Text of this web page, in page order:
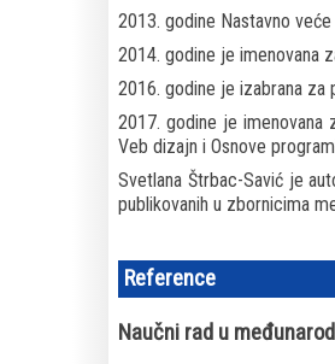
2013. godine Nastavno
2014. godine je imenovana
2016. godine je izabrana za
2017. godine je
Veb dizajn i Osnove
Svetlana Štrbac-Savić je
publikovanih u zbornicima
Reference
Naučni rad u